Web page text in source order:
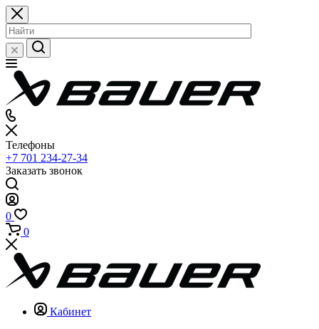
Телефоны
+7 701 234-27-34
Заказать звонок
0
0
Кабинет